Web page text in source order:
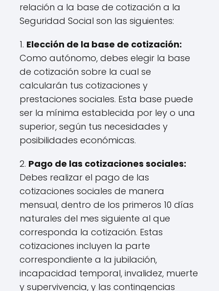
relación a la base de cotización a la
Seguridad Social son las siguientes:
1. Elección de la base de cotización:
Como autónomo, debes elegir la base
de cotización sobre la cual se
calcularán tus cotizaciones y
prestaciones sociales. Esta base puede
ser la mínima establecida por ley o una
superior, según tus necesidades y
posibilidades económicas.
2. Pago de las cotizaciones sociales:
Debes realizar el pago de las
cotizaciones sociales de manera
mensual, dentro de los primeros 10 días
naturales del mes siguiente al que
corresponda la cotización. Estas
cotizaciones incluyen la parte
correspondiente a la jubilación,
incapacidad temporal, invalidez, muerte
y supervivencia, y las contingencias